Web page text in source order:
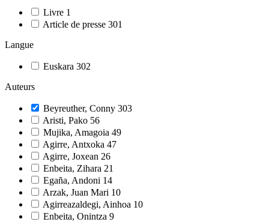
Livre 1
Article de presse 301
Langue
Euskara 302
Auteurs
Beyreuther, Conny 303
Aristi, Pako 56
Mujika, Amagoia 49
Agirre, Antxoka 47
Agirre, Joxean 26
Enbeita, Zihara 21
Egaña, Andoni 14
Arzak, Juan Mari 10
Agirreazaldegi, Ainhoa 10
Enbeita, Onintza 9